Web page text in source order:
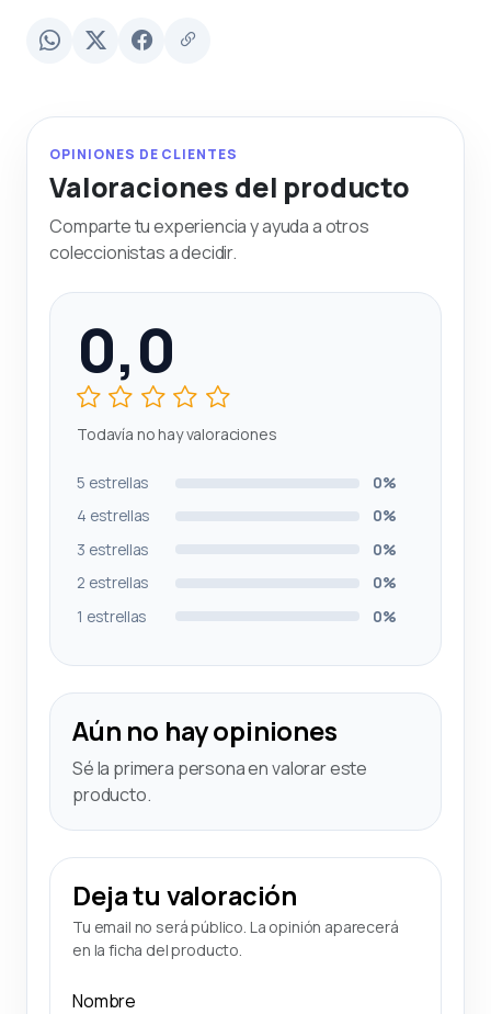
OPINIONES DE CLIENTES
Valoraciones del producto
Comparte tu experiencia y ayuda a otros
coleccionistas a decidir.
0,0
Todavía no hay valoraciones
5 estrellas
0%
4 estrellas
0%
3 estrellas
0%
2 estrellas
0%
1 estrellas
0%
Aún no hay opiniones
Sé la primera persona en valorar este
producto.
Deja tu valoración
Tu email no será público. La opinión aparecerá
en la ficha del producto.
Nombre